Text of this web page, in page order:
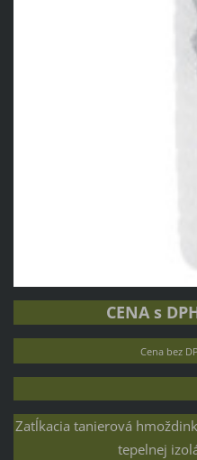
CENA s
Cena bez
Zatĺkacia tanierová
tepelnej